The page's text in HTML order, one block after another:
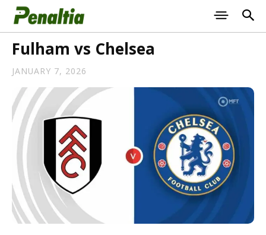
Fulham vs Chelsea
JANUARY 7, 2026